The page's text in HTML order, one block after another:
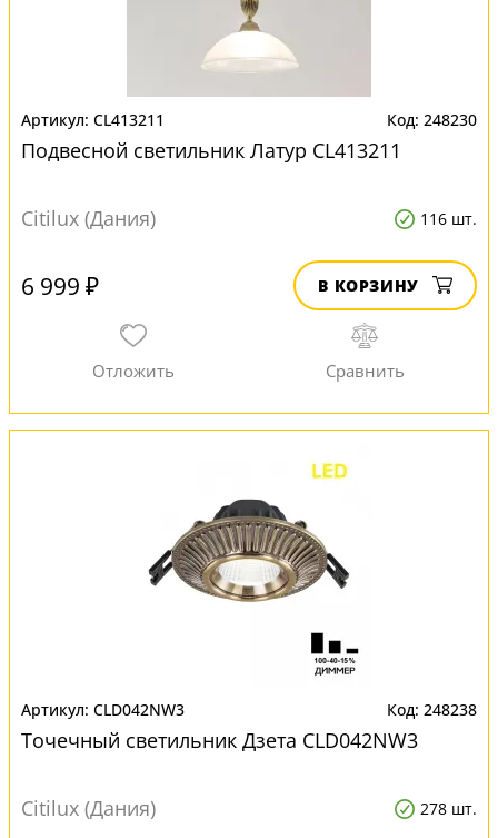
CL413211 248230
Подвесной светильник Латур CL413211
Citilux (Дания) 116 шт.
6 999 ₽ В КОРЗИНУ
CLD042NW3 248238
Точечный светильник Дзета CLD042NW3
Citilux (Дания) 278 шт.